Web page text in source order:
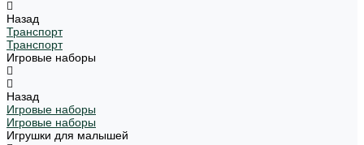
Назад
Транспорт
Транспорт
Игровые наборы
Назад
Игровые наборы
Игровые наборы
Игрушки для малышей